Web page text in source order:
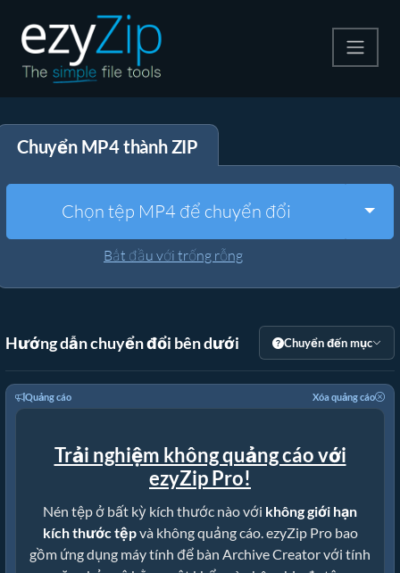
Giải nén
Công cụ khác
Chuyển MP4 thành ZIP
Chọn tệp MP4 để chuyển đổi
Bắt đầu với trống rỗng
Hướng dẫn chuyển đổi bên dưới Chuyển đến mục
Quảng cáo Xóa quảng cáo
Trải nghiệm không quảng cáo với
ezyZip Pro!
Nén tệp ở bất kỳ kích thước nào với không giới hạn
kích thước tệpvà không quảng cáo. ezyZip Pro bao
gồm ứng dụng máy tính để bàn Archive Creator với tính